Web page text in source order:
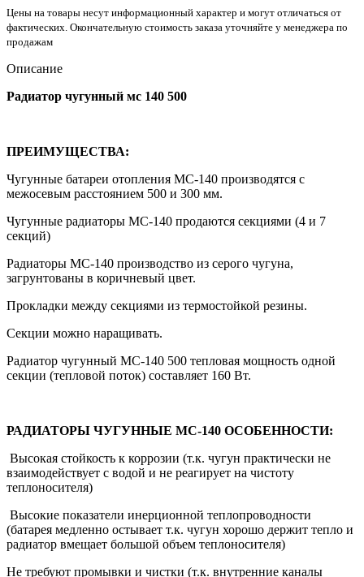
Цены на товары несут информационный характер и могут отличаться от
фактических. Окончательную стоимость заказа уточняйте у менеджера по
продажам
Описание
Радиатор чугунный мс 140 500
ПРЕИМУЩЕСТВА:
Чугунные батареи отопления МС-140 производятся с
межосевым расстоянием 500 и 300 мм.
Чугунные радиаторы МС-140 продаются секциями (4 и 7
секций)
Радиаторы МС-140 производство из серого чугуна,
загрунтованы в коричневый цвет.
Прокладки между секциями из термостойкой резины.
Секции можно наращивать.
Радиатор чугунный МС-140 500 тепловая мощность одной
секции (тепловой поток) составляет 160 Вт.
РАДИАТОРЫ ЧУГУННЫЕ МС-140 ОСОБЕННОСТИ:
Высокая стойкость к коррозии (т.к. чугун практически не
взаимодействует с водой и не реагирует на чистоту
теплоносителя)
Высокие показатели инерционной теплопроводности
(батарея медленно остывает т.к. чугун хорошо держит тепло и
радиатор вмещает большой объем теплоносителя)
Не требуют промывки и чистки (т.к. внутренние каналы